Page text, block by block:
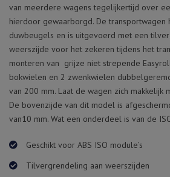
van meerdere wagens tegelijkertijd over
hierdoor gewaarborgd. De transportwagen
duwbeugels en is uitgevoerd met een
weerszijde voor het zekeren tijdens het
monteren van grijze niet strepende
bokwielen en 2 zwenkwielen
van 200 mm. Laat de wagen zich makkelijk
De bovenzijde van dit model is
van10 mm. Wat een onderdeel is van de
Geschikt voor ABS ISO module’s
Tilvergrendeling aan weerszijden